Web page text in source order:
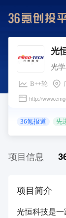
光
光
B++轮
http://
36氪报道 先
项目信息
项目简介
光恒科技是